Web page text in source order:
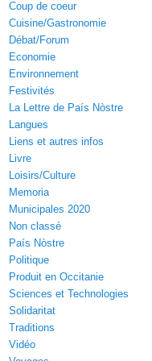
Coup de coeur
Cuisine/Gastronomie
Débat/Forum
Economie
Environnement
Festivités
La Lettre de País Nòstre
Langues
Liens et autres infos
Livre
Loisirs/Culture
Memoria
Municipales 2020
Non classé
País Nòstre
Politique
Produit en Occitanie
Sciences et Technologies
Solidaritat
Traditions
Vidéo